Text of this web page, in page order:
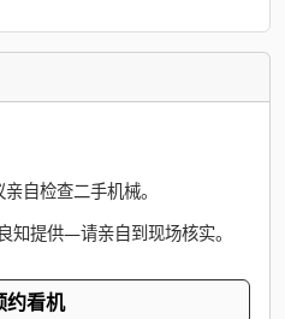
自检查二手机械。
知提供—请亲自到现场核实。
约看机